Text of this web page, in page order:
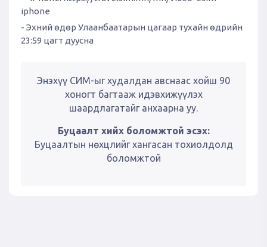
iphone
- Эхний өдөр Улаанбаатарын цагаар тухайн өдрийн
23:59 цагт дуусна
Энэхүү СИМ-ыг худалдан авснаас хойш 90
хоногт багтааж идэвхижүүлэх
шаардлагатайг анхаарна уу.
Буцаалт хийх боломжтой эсэх:
Буцаалтын нөхцлийг хангасан тохиолдолд
боломжтой